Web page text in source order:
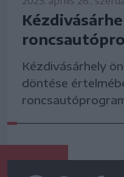
Kézdivásárhely
döntése